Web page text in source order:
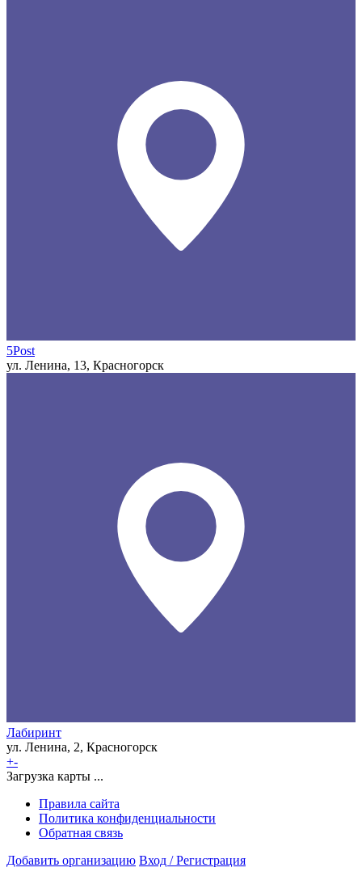
5Post
ул. Ленина, 13, Красногорск
Лабиринт
ул. Ленина, 2, Красногорск
+-
Загрузка карты ...
Правила сайта
Политика конфиденциальности
Обратная связь
Добавить организацию Вход / Регистрация